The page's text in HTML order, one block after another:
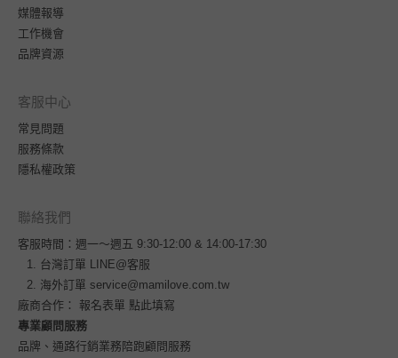
媒體報導
工作機會
品牌資源
客服中心
常見問題
服務條款
隱私權政策
聯絡我們
客服時間：週一～週五 9:30-12:00 & 14:00-17:30
台灣訂單
LINE@客服
海外訂單 service@mamilove.com.tw
廠商合作： 報名表單 點此填寫
專業顧問服務
品牌、通路行銷業務陪跑顧問服務